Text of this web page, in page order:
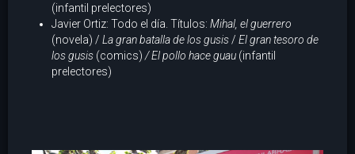
(infantil prelectores)
Javier Ortiz: Todo el día. Títulos: Mihal, el guerrero
(novela) / La gran batalla de los gusis/ El gran tesoro de
los gusis (comics)/ El pollo hace guau (infantil
prelectores)